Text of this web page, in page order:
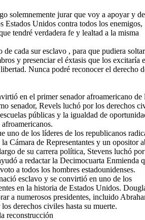
solemnemente jurar que voy a apoyar y
Estados Unidos contra todos los enemigos,
tendré verdadera fe y lealtad a la misma
de cada sur esclavo , para que pudiera
y presenciar el éxtasis que los excitaría
Nunca podré reconocer el derecho
en el primer senador afroamericano de
senador, Revels luchó por los derechos
públicas y la igualdad de
uno de los líderes de los republicanos
Cámara de Representantes y un opositor
de su carrera política, Stevens luchó
a redactar la Decimocuarta Enmienda
a todos los hombres estadounidenses.
esclavo y se convirtió en uno de los
en la historia de Estados Unidos.
a numerosos presidentes, incluido
derechos civiles hasta su muerte.
reconstrucción